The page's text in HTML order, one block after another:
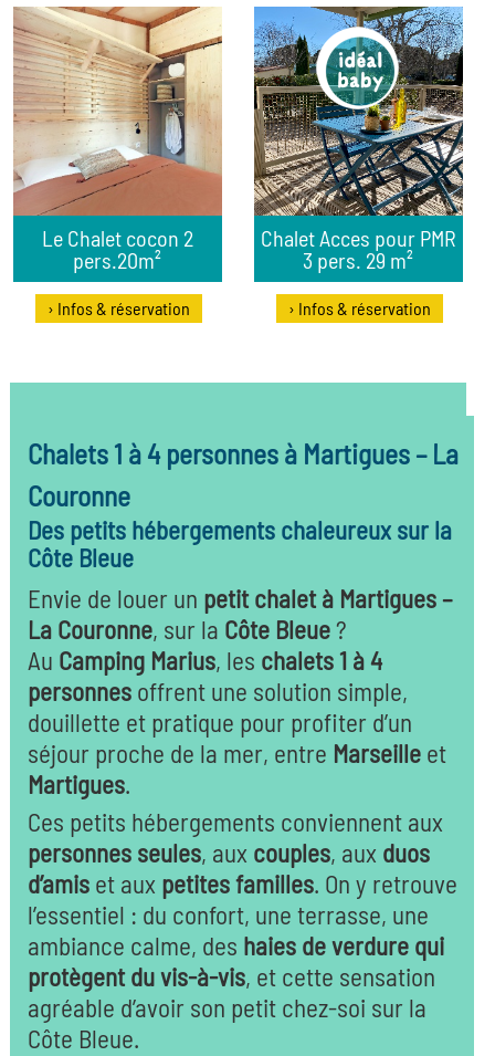
Le Chalet cocon 2
pers.20m²
› Infos & réservation
Chalet Acces pour PMR
3 pers. 29 m²
› Infos & réservation
Chalets 1 à 4 personnes à Martigues – La
Couronne
Des petits hébergements chaleureux sur la
Côte Bleue
Envie de louer un petit chalet à Martigues –
La Couronne, sur la Côte Bleue?
Au Camping Marius, les chalets 1 à 4
personnes offrent une solution simple,
douillette et pratique pour profiter d’un
séjour proche de la mer, entre Marseille et
Martigues.
Ces petits hébergements conviennent aux
personnes seules, aux couples, aux duos
d’amis et aux petites familles. On y retrouve
l’essentiel : du confort, une terrasse, une
ambiance calme, des haies de verdure qui
protègent du vis-à-vis, et cette sensation
agréable d’avoir son petit chez-soi sur la
Côte Bleue.